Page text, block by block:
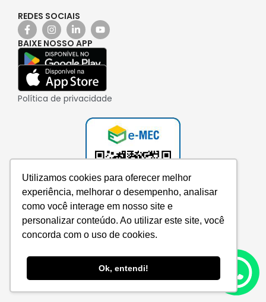
Utilizamos cookies para oferecer melhor
experiência, melhorar o desempenho, analisar
como você interage em nosso site e
personalizar conteúdo. Ao utilizar este site, você
concorda com o uso de cookies.
Ok, entendi!
REDES SOCIAIS
BAIXE NOSSO APP
Política de privacidade
Consulte aqui o cadastro da instituição no e-MEC